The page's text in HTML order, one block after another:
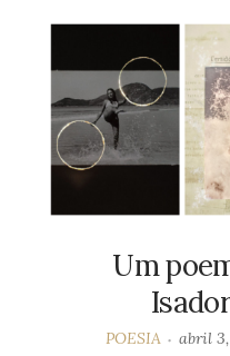
Um
POESIA abril 3,